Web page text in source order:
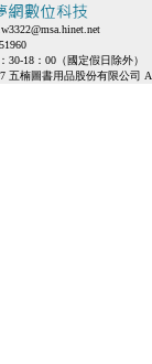
30-18：00（國定假日除外）
五楠圖書用品股份有限公司